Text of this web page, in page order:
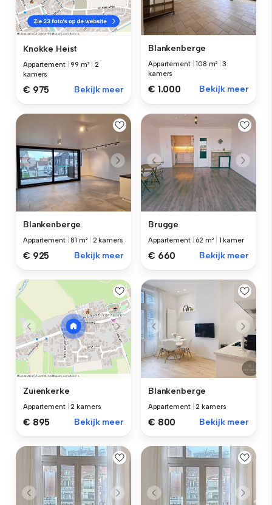
Knokke Heist
Appartement |99 m²
2
kamers
€ 975 Bekijk meer
Blankenberge
Appartement |108 m² |3
kamers
€ 1.000 Bekijk meer
Blankenberge
Appartement |81 m² 2 kamers
€ 925 Bekijk meer
Brugge
Appartement 62 m² 1 kamer
€ 660 Bekijk meer
Zuienkerke
Appartement |2 kamers
€ 895 Bekijk meer
Blankenberge
Appartement |2 kamers
€ 800 Bekijk meer